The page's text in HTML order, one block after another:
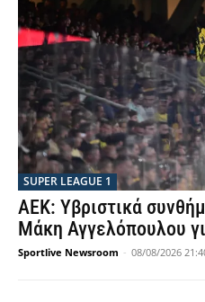
SUPER LEAGUE 1
ΑΕΚ: Υβριστικά
Μάκη Αγγελόπουλου
Sportlive Newsroom - 08/08/2026